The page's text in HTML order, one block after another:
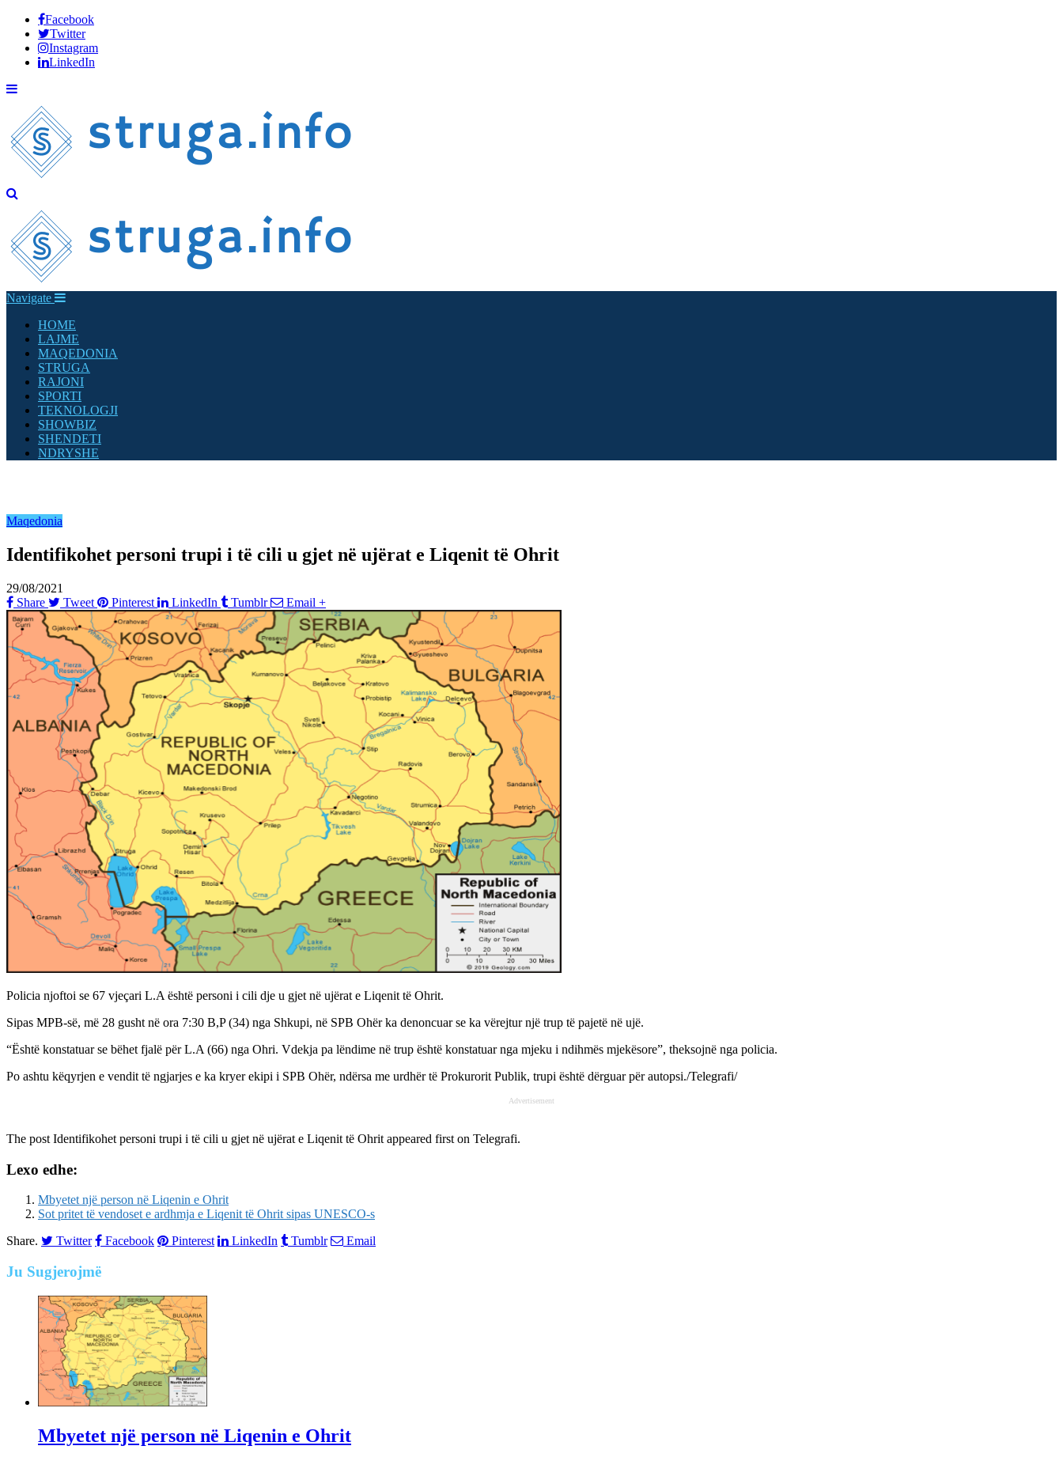
Facebook
Twitter
Instagram
LinkedIn
Navigate
HOME
LAJME
MAQEDONIA
STRUGA
RAJONI
SPORTI
TEKNOLOGJI
SHOWBIZ
SHENDETI
NDRYSHE
Maqedonia
Identifikohet personi trupi i të cili u gjet në ujërat e Liqenit të Ohrit
29/08/2021
Share
Tweet Pinterest LinkedIn Tumblr Email +
Policia njoftoi se 67 vjeçari L.A është personi i cili dje u gjet në ujërat e Liqenit të Ohrit.
Sipas MPB-së, më 28 gusht në ora 7:30 B,P (34) nga Shkupi, në SPB Ohër ka denoncuar se ka vërejtur një trup të pajetë në ujë.
“Është konstatuar se bëhet fjalë për L.A (66) nga Ohri. Vdekja pa lëndime në trup është konstatuar nga mjeku i ndihmës mjekësore”, theksojnë nga policia.
Po ashtu këqyrjen e vendit të ngjarjes e ka kryer ekipi i SPB Ohër, ndërsa me urdhër të Prokurorit Publik, trupi është dërguar për autopsi./Telegrafi/
Advertisement
The post Identifikohet personi trupi i të cili u gjet në ujërat e Liqenit të Ohrit appeared first on Telegrafi.
Lexo edhe:
Mbyetet një person në Liqenin e Ohrit
Sot pritet të vendoset e ardhmja e Liqenit të Ohrit sipas UNESCO-s
Share.
Twitter Facebook Pinterest LinkedIn Tumblr Email
Ju Sugjerojmë
Mbyetet një person në Liqenin e Ohrit